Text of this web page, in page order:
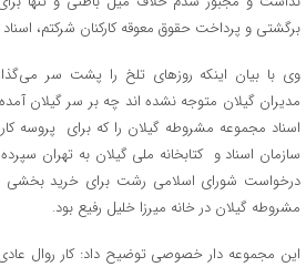
برگشتی و پرداخت حقوق معوقه کارکنان شرکتم، اسناد
وی با بیان اینکه روزهای تلخ را پشت سر
اسناد مجموعه مشروطه گیلان را که برای پروسه
سازمان اسناد و کتابخانه ملی گیلان به تهران
درخواست شورای اسلامی رشت برای خرید بخشی
مشروطه گیلان در خانه میرزا خلیل رفیع بود.
این مجموعه دار خصوصی توضیح داد: کار روال